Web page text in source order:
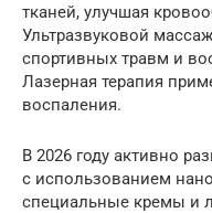
тканей, улучшая
Ультразвуковой
спортивных травм и
Лазерная терапия
воспаления.
В 2026 году активно
с использованием
специальные кремы и